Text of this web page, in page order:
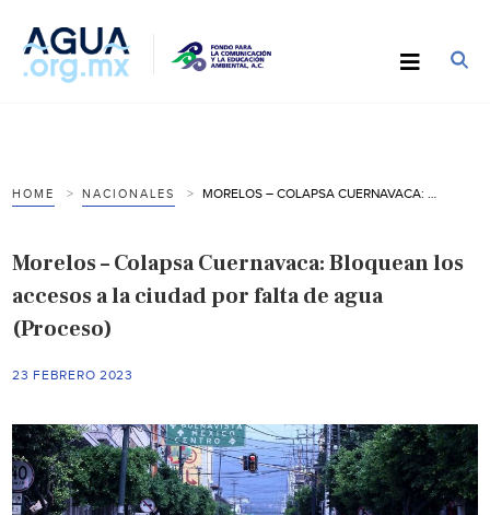
HOME NACIONALES
Morelos – Colapsa Cuernavaca: Bloquean los
accesos a la ciudad por falta de agua
(Proceso)
23 FEBRERO 2023